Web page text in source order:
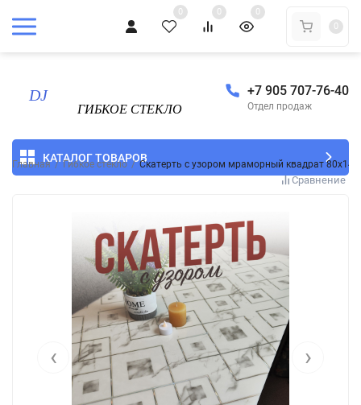
0 0
0
0
+7 905 707-76-40
Отдел продаж
КАТАЛОГ ТОВАРОВ
Главная / Гибкое стекло / Скатерть с узором мраморный квадрат
Сравнение
‹ ›